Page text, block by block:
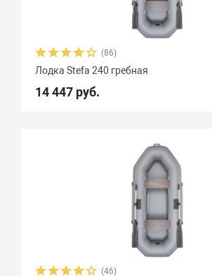
(86)
Лодка Stefa 240 гребная
14 447 руб.
(46)